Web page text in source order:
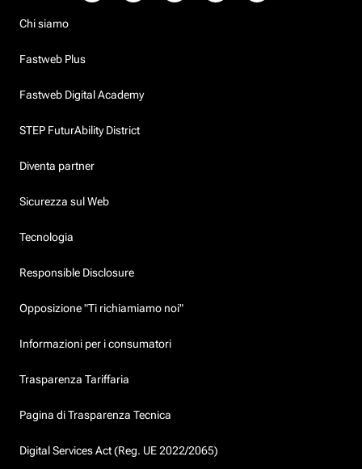
Chi siamo
Fastweb Plus
Fastweb Digital Academy
STEP FuturAbility District
Diventa partner
Sicurezza sul Web
Tecnologia
Responsible Disclosure
Opposizione "Ti richiamiamo noi"
Informazioni per i consumatori
Trasparenza Tariffaria
Pagina di Trasparenza Tecnica
Digital Services Act (Reg. UE 2022/2065)